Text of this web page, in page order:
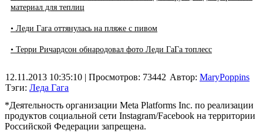
материал для теплиц
• Леди Гага оттянулась на пляже с пивом
• Терри Ричардсон обнародовал фото Леди ГаГа топлесс
12.11.2013 10:35:10 | Просмотров: 73442
Тэги: Леда Гага
Автор: MaryPoppins
*Деятельность организации Meta Platforms Inc. по реализации
продуктов социальной сети Instagram/Facebook на территории
Российской Федерации запрещена.